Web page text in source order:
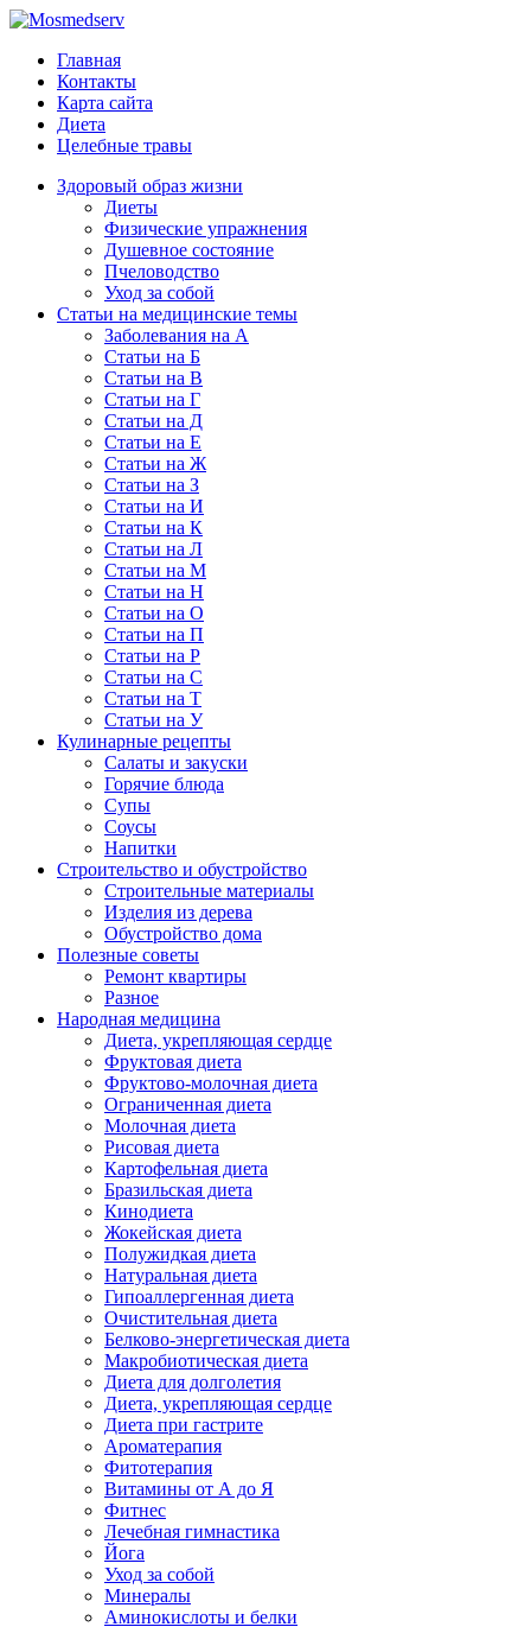
Главная
Контакты
Карта сайта
Диета
Целебные травы
Здоровый образ жизни
Диеты
Физические упражнения
Душевное состояние
Пчеловодство
Уход за собой
Статьи на медицинские темы
Заболевания на А
Статьи на Б
Статьи на В
Статьи на Г
Статьи на Д
Статьи на Е
Статьи на Ж
Статьи на З
Статьи на И
Статьи на К
Статьи на Л
Статьи на М
Статьи на Н
Статьи на О
Статьи на П
Статьи на Р
Статьи на С
Статьи на Т
Статьи на У
Кулинарные рецепты
Салаты и закуски
Горячие блюда
Супы
Соусы
Напитки
Строительство и обустройство
Строительные материалы
Изделия из дерева
Обустройство дома
Полезные советы
Ремонт квартиры
Разное
Народная медицина
Диета, укрепляющая сердце
Фруктовая диета
Фруктово-молочная диета
Ограниченная диета
Молочная диета
Рисовая диета
Картофельная диета
Бразильская диета
Кинодиета
Жокейская диета
Полужидкая диета
Натуральная диета
Гипоаллергенная диета
Очистительная диета
Белково-энергетическая диета
Макробиотическая диета
Диета для долголетия
Диета, укрепляющая сердце
Диета при гастрите
Ароматерапия
Фитотерапия
Витамины от А до Я
Фитнес
Лечебная гимнастика
Йога
Уход за собой
Минералы
Аминокислоты и белки